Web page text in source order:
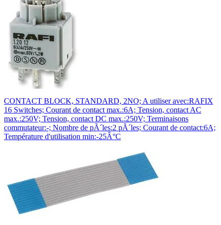
CONTACT BLOCK, STANDARD, 2NO; A utiliser avec:RAFIX
16 Switches; Courant de contact max.:6A; Tension, contact AC
max.:250V; Tension, contact DC max.:250V; Terminaisons
commutateur:-; Nombre de pÃ´les:2 pÃ´les; Courant de contact:6A;
Température d'utilisation min:-25Â°C